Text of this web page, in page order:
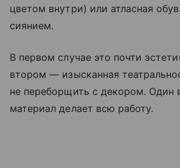
цветом внутри) или атласная
сиянием.
В первом случае это почти
втором — изысканная
не переборщить с декором. Один
материал делает всю работу.